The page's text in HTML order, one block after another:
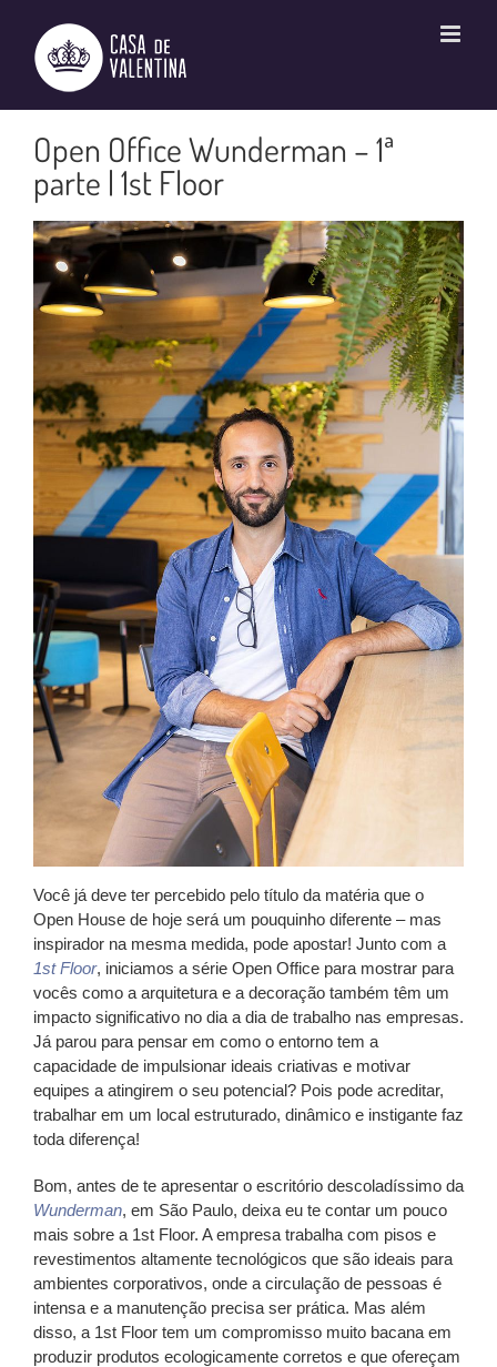
conteúdo
Open Office Wunderman – 1ª
parte | 1st Floor
Você já deve ter percebido pelo título da matéria que o
Open House de hoje será um pouquinho diferente – mas
inspirador na mesma medida, pode apostar! Junto com a
1st Floor, iniciamos a série Open Office para mostrar para
vocês como a arquitetura e a decoração também têm um
impacto significativo no dia a dia de trabalho nas empresas.
Já parou para pensar em como o entorno tem a
capacidade de impulsionar ideais criativas e motivar
equipes a atingirem o seu potencial? Pois pode acreditar,
trabalhar em um local estruturado, dinâmico e instigante faz
toda diferença!
Bom, antes de te apresentar o escritório descoladíssimo da
Wunderman, em São Paulo, deixa eu te contar um pouco
mais sobre a 1st Floor. A empresa trabalha com pisos e
revestimentos altamente tecnológicos que são ideais para
ambientes corporativos, onde a circulação de pessoas é
intensa e a manutenção precisa ser prática. Mas além
disso, a 1st Floor tem um compromisso muito bacana em
produzir produtos ecologicamente corretos e que ofereçam